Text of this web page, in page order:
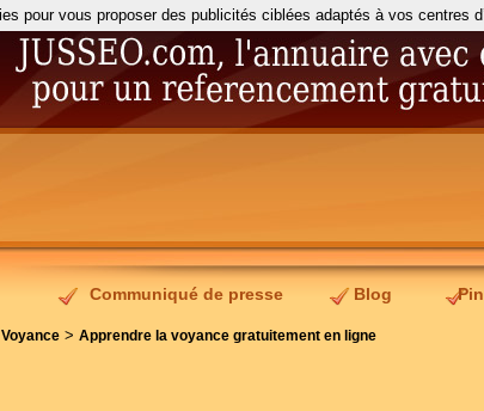
Communiqué de presse Blog
Voyance > Apprendre la voyance gratuitement en ligne
pour vous proposer des publicités ciblées adaptés à vos centres